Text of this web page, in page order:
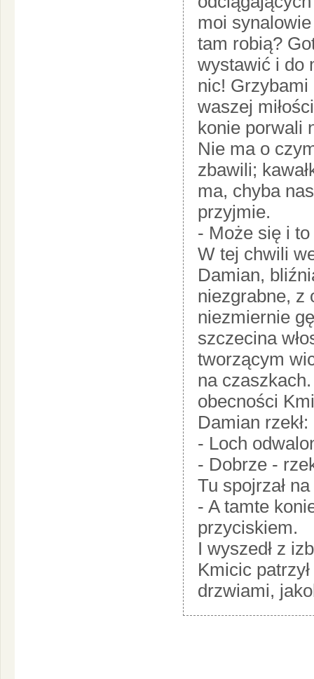
moi
tam robią?
wystawić i do
nic! Grzybami
waszej
konie porwali
Nie ma o
zbawili;
ma, chyba
przyjmie.
- Może się i
W tej chwili
Damian,
niezgrabne, z
niezmiernie
szczecina
tworzącym
na
obecności
Damian rzekł:
- Loch
- Dobrze -
Tu spojrzał
- A tamte
przyciskiem.
I wyszedł z
Kmicic
drzwiami,